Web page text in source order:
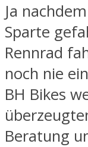
Ja
Sparte
Rennrad
noch nie
BH Bikes
Beratung